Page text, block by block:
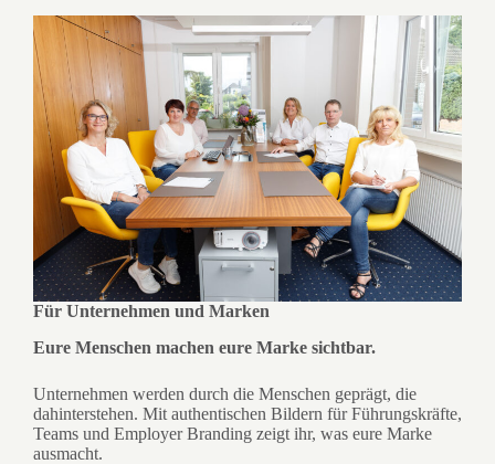
Für Unternehmen und Marken
Eure Menschen machen eure Marke sichtbar.
Unternehmen werden durch die Menschen geprägt, die
dahinterstehen. Mit authentischen Bildern für Führungskräfte,
Teams und Employer Branding zeigt ihr, was eure Marke
ausmacht.